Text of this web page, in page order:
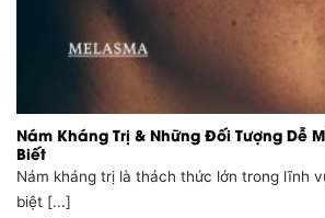
Nám Kháng Trị & Những Đối Tượng Dễ
Biết
Nám kháng trị là thách thức lớn trong lĩnh
biệt [...]